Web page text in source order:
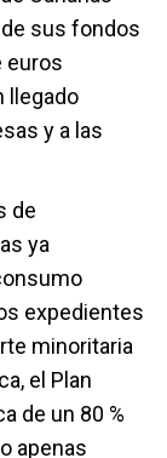
sus fondos
euros
llegado
y a las
de
ya
expedientes
minoritaria
el Plan
de un 80 %
apenas